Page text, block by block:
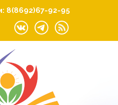
8(8692)67-92-95